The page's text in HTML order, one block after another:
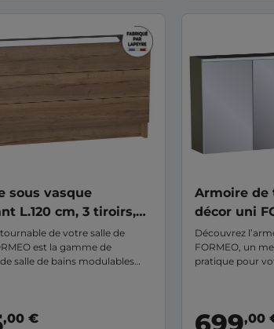
sous vasque
L.120 cm, 3 tiroirs,
FORMEO
de votre salle de
est la gamme de
salle de bains modulables
standard vous
,00 €
Armoire de
décor uni
Découvrez
FORMEO, un
pratique pour
installée, vous
,00